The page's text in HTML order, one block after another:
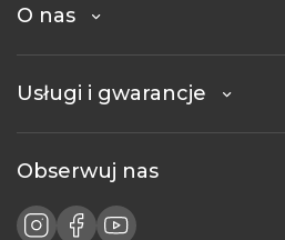
O nas
Usługi i gwarancje
Obserwuj nas